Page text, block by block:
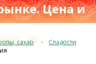
Цена и
1993 г.≡
сахар
Сладости